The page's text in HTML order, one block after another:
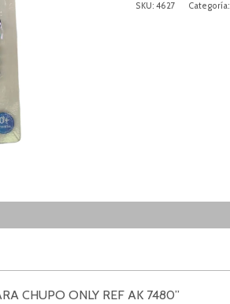
SKU:4627 Categoría:
CHUPO ONLY REF AK 7480”